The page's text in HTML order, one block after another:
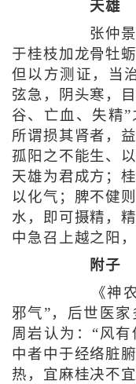
天雄
张仲景
于桂枝加龙骨牡
但以方测证，当
弦急，阴头寒，
谷、亡血、失精”
所谓损其肾者，
孤阳之不能生、
天雄为君成方；
以化气；脾不健
水，即可摄精，
中急召上越之阳
附子
《神农
邪气”，后世医
周岩认为：“风有
中者中于经络脏
热，宜麻桂决不